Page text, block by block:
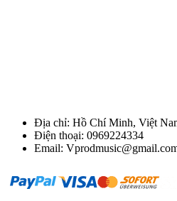
Địa chỉ: Hồ Chí Minh, Việt
Điện thoại: 0969224334
Email: